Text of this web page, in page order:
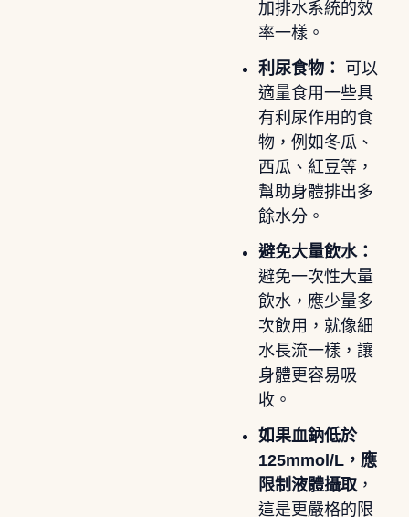
加排水系統的效
率一樣。
利尿食物：
可以
適量食用一些具
有利尿作用的食
物，例如冬瓜、
西瓜、紅豆等，
幫助身體排出多
餘水分。
避免大量飲水：
避免一次性大量
飲水，應少量多
次飲用，就像細
水長流一樣，讓
身體更容易吸
收。
如果血鈉低於
125mmol/L，應
限制液體攝取，
這是更嚴格的限